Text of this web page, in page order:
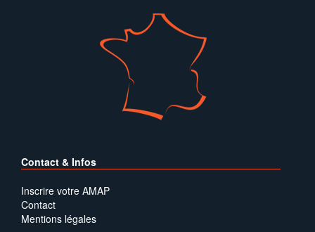
Contact & Infos
Inscrire votre AMAP
Contact
Mentions légales